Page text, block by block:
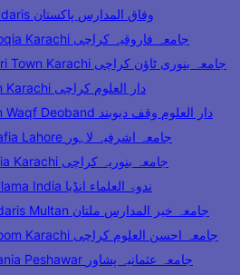
Wifaq ul Madaris وفاق المدارس پاکستان
Jamia Farooqia Karachi جامعہ فاروقیہ کراچی
Jamia Banuri Town Karachi جامعہ بنوری ٹاؤن کراچی
Darul Uloom Karachi دار العلوم کراچی
Darul Uloom Waqf Deoband دار العلوم وقف دیوبند
Jamia Ashrafia Lahore جامعہ اشرفیہ لاہور
Jamia Binoria Karachi جامعہ بنوریہ کراچی
Nadwatul Ulama India ندوۃ العلماء انڈیا
Khair ul Madaris Multan جامعہ خیر المدارس ملتان
Ahsan ul Uloom Karachi جامعہ احسن العلوم کراچی
Jamia Usmania Peshawar جامعہ عثمانیہ پشاور